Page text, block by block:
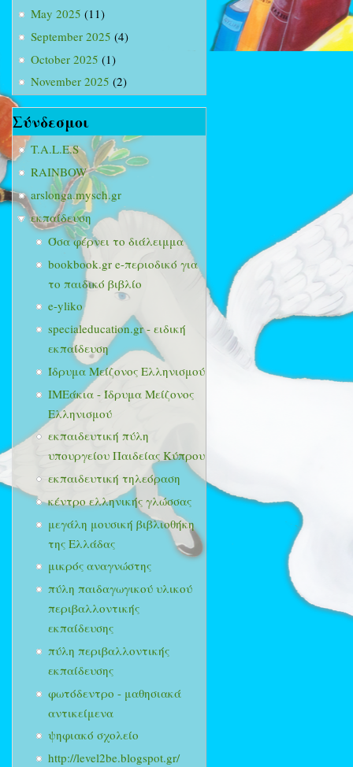
May 2025 (11)
September 2025 (4)
October 2025 (1)
November 2025 (2)
Σύνδεσμοι
T.A.L.E.S
RAINBOW
arslonga.mysch.gr
εκπαίδευση
Όσα φέρνει το διάλειμμα
bookbook.gr e-περιοδικό για
το παιδικό βιβλίο
e-yliko
specialeducation.gr - ειδική
εκπαίδευση
Ίδρυμα Μείζονος Ελληνισμού
ΙΜΕάκια - Ίδρυμα Μείζονος
Ελληνισμού
εκπαιδευτική πύλη
υπουργείου Παιδείας Κύπρου
εκπαιδευτική τηλεόραση
κέντρο ελληνικής γλώσσας
μεγάλη μουσική βιβλιοθήκη
της Ελλάδας
μικρός αναγνώστης
πύλη παιδαγωγικού υλικού
περιβαλλοντικής
εκπαίδευσης
πύλη περιβαλλοντικής
εκπαίδευσης
φωτόδεντρο - μαθησιακά
αντικείμενα
ψηφιακό σχολείο
http://level2be.blogspot.gr/